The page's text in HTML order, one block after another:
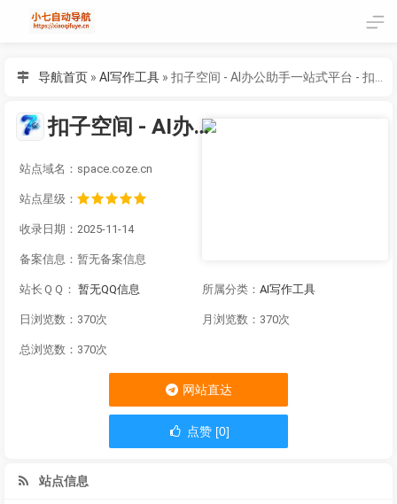
导航首页 » AI写作工具 »
扣子空间 - AI办公助手一站式平台 - 扣子空间提供AI写作|PPT|表格|设计|播客|生图
站点域名：space.coze.cn
站点星级：
收录日期：2025-11-14
备案信息： 暂无备案信息
站长ＱＱ： 暂无QQ信息 所属分类： AI写作工具
日浏览数：370次 月浏览数：370次
总浏览数：370次
网站直达
点赞 [0]
站点信息